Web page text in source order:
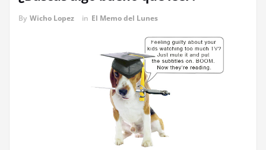
By Wicho Lopez in El Memo del Lunes